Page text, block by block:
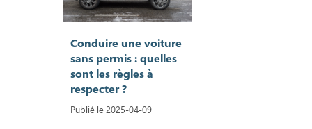
Conduire une voiture
sans permis : quelles
sont les règles à
respecter ?
Publié le 2025-04-09